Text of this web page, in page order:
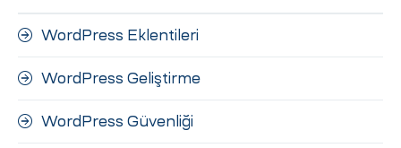
WordPress Eklentileri
WordPress Geliştirme
WordPress Güvenliği